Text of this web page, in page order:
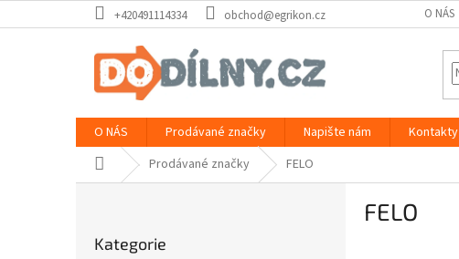
na
+420491114334 obchod@egrikon.cz O NÁS
O NÁS Prodávané značky Napište nám Kontakty
Domů Prodávané značky FELO
kategorie
Kategorie
FELO